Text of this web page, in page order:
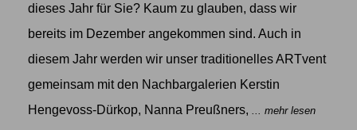
dieses Jahr für Sie? Kaum zu glauben, dass wir
bereits im Dezember angekommen sind. Auch in
diesem Jahr werden wir unser traditionelles ARTvent
gemeinsam mit den Nachbargalerien Kerstin
Hengevoss-Dürkop, Nanna Preußners,
... mehr lesen